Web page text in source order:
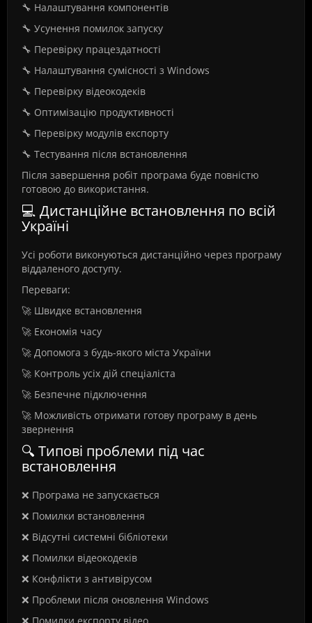
🔧 Налаштування компонентів
🔧 Усунення помилок запуску
🔧 Перевірку працездатності
🔧 Налаштування сумісності з Windows
🔧 Перевірку відеокодеків
🔧 Оптимізацію продуктивності
🔧 Перевірку модулів експорту
🔧 Тестування після встановлення
Після завершення робіт програма буде повністю
готовою до використання.
💻 Дистанційне встановлення по всій
Україні
Усі роботи виконуються дистанційно через програму
віддаленого доступу.
Переваги:
🚀 Швидке встановлення
🚀 Економія часу
🚀 Допомога з будь-якого міста України
🚀 Контроль усіх дій спеціаліста
🚀 Безпечне підключення
🚀 Можливість отримати готову програму в день
звернення
🔍 Типові проблеми під час
встановлення
❌ Програма не запускається
❌ Помилки встановлення
❌ Відсутні системні бібліотеки
❌ Помилки відеокодеків
❌ Конфлікти з антивірусом
❌ Проблеми після оновлення Windows